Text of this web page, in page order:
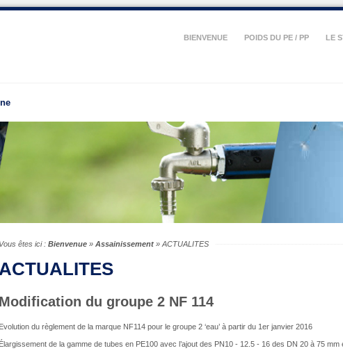
BIENVENUE POIDS DU PE / PP LE
Vous êtes ici : Bienvenue » Assainissement » ACTUALITES
Modification du groupe 2 NF 114
Evolution du règlement de la marque NF114 pour le groupe 2 ‘eau’ à partir du 1er janvier 2016
Élargissement de la gamme de tubes en PE100 avec l’ajout des PN10 - 12.5 - 16 des DN 20 à 75